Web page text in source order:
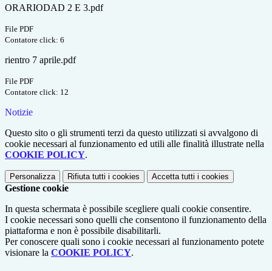
ORARIODAD 2 E 3.pdf
File PDF
Contatore click: 6
rientro 7 aprile.pdf
File PDF
Contatore click: 12
Notizie
Questo sito o gli strumenti terzi da questo utilizzati si avvalgono di
cookie necessari al funzionamento ed utili alle finalità illustrate nella
COOKIE POLICY.
Personalizza Rifiuta tutti i cookies Accetta tutti i cookies
Gestione cookie
In questa schermata è possibile scegliere quali cookie consentire.
I cookie necessari sono quelli che consentono il funzionamento della
piattaforma e non è possibile disabilitarli.
Per conoscere quali sono i cookie necessari al funzionamento potete
visionare la COOKIE POLICY.